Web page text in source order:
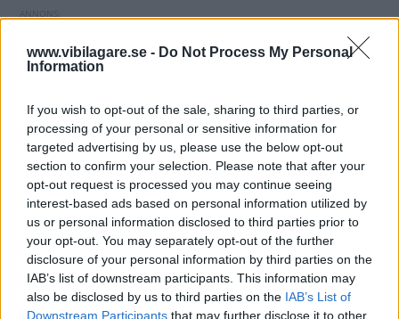
www.vibilagare.se - Do Not Process My Personal
Information
If you wish to opt-out of the sale, sharing to third parties, or
processing of your personal or sensitive information for
targeted advertising by us, please use the below opt-out
section to confirm your selection. Please note that after your
opt-out request is processed you may continue seeing
interest-based ads based on personal information utilized by
us or personal information disclosed to third parties prior to
your opt-out. You may separately opt-out of the further
disclosure of your personal information by third parties on the
IAB’s list of downstream participants. This information may
also be disclosed by us to third parties on the IAB’s List of
Downstream Participants that may further disclose it to other
En dam i Kalmar
hade ju en annan bil så den blev mest stående.
Nu har bilen sålts på auktion – för nästan dubbelt så
mycket som man trott.
Läs artikeln hos Klassiker!
MISSA INTE KOMMANDE ARTIKLAR OM SAAB
9000